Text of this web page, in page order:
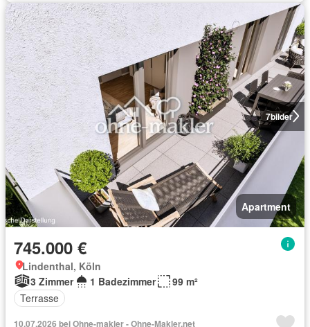
7bilder
Apartment
745.000 €
Lindenthal, Köln
3 Zimmer
1 Badezimmer
99 m²
Terrasse
10.07.2026 bei Ohne-makler - Ohne-Makler.net